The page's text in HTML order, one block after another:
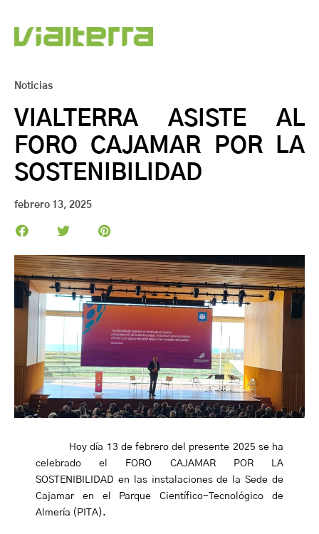
Noticias
VIALTERRA ASISTE AL
FORO CAJAMAR POR LA
SOSTENIBILIDAD
febrero 13, 2025
Hoy día 13 de febrero del presente 2025 se ha
celebrado el FORO CAJAMAR POR LA
SOSTENIBILIDAD en las instalaciones de la Sede de
Cajamar en el Parque Científico-Tecnológico de
Almería (PITA).